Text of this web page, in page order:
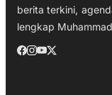
berita terkini,
lengkap